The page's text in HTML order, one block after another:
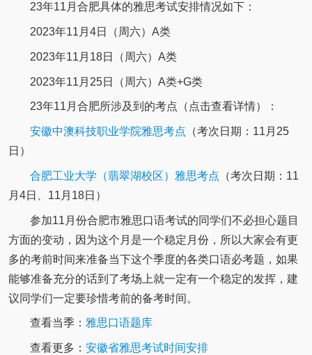
23年11月合肥具体的雅思考试安排情况如下：
2023年11月4日（周六）A类
2023年11月18日（周六）A类
2023年11月25日（周六）A类+G类
23年11月合肥所涉及到的考点（点击查看详情）：
安徽中澳科技职业学院雅思考点 （考次日期：11月25
日）
合肥工业大学（翡翠湖校区）雅思考点 （考次日期：11
月4日、11月18日）
参加11月份合肥市雅思口语考试的同学们不必担心题目
方面的变动，因为这个月是一个稳定月份，所以大家会有更
多的考前时间来准备当下这个季度的各类口语必考题，如果
能够准备充分的话到了考场上就一定有一个稳定的发挥，建
议同学们一定要珍惜考前的备考时间。
查看当季： 雅思口语题库
查看更多： 安徽省雅思考试时间安排